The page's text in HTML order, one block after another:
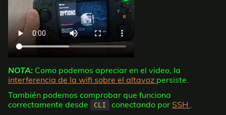
NOTA: Como podemos apreciar en el video, la
interferencia de la wifi sobre el altavoz persiste.
También podemos comprobar que funciona
correctamente desde
CLI conectando por SSH